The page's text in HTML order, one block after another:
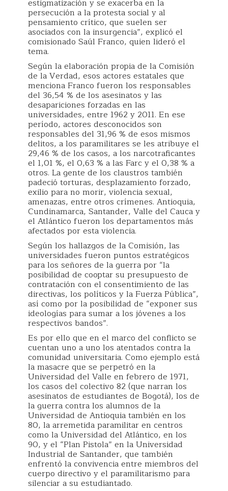
estigmatización y se exacerba en la
persecución a la protesta social y al
pensamiento crítico, que suelen ser
asociados con la insurgencia”, explicó el
comisionado Saúl Franco, quien lideró el
tema.
Según la elaboración propia de la Comisión
de la Verdad, esos actores estatales que
menciona Franco fueron los responsables
del 36,54 % de los asesinatos y las
desapariciones forzadas en las
universidades, entre 1962 y 2011. En ese
período, actores desconocidos son
responsables del 31,96 % de esos mismos
delitos, a los paramilitares se les atribuye el
29,46 % de los casos, a los narcotraficantes
el 1,01 %, el 0,63 % a las Farc y el 0,38 % a
otros. La gente de los claustros también
padeció torturas, desplazamiento forzado,
exilio para no morir, violencia sexual,
amenazas, entre otros crímenes. Antioquia,
Cundinamarca, Santander, Valle del Cauca y
el Atlántico fueron los departamentos más
afectados por esta violencia.
Según los hallazgos de la Comisión, las
universidades fueron puntos estratégicos
para los señores de la guerra por “la
posibilidad de cooptar su presupuesto de
contratación con el consentimiento de las
directivas, los políticos y la Fuerza Pública”,
así como por la posibilidad de “exponer sus
ideologías para sumar a los jóvenes a los
respectivos bandos”.
Es por ello que en el marco del conflicto se
cuentan uno a uno los atentados contra la
comunidad universitaria. Como ejemplo está
la masacre que se perpetró en la
Universidad del Valle en febrero de 1971,
los casos del colectivo 82 (que narran los
asesinatos de estudiantes de Bogotá), los de
la guerra contra los alumnos de la
Universidad de Antioquia también en los
80, la arremetida paramilitar en centros
como la Universidad del Atlántico, en los
90, y el “Plan Pistola” en la Universidad
Industrial de Santander, que también
enfrentó la convivencia entre miembros del
cuerpo directivo y el paramilitarismo para
silenciar a su estudiantado.